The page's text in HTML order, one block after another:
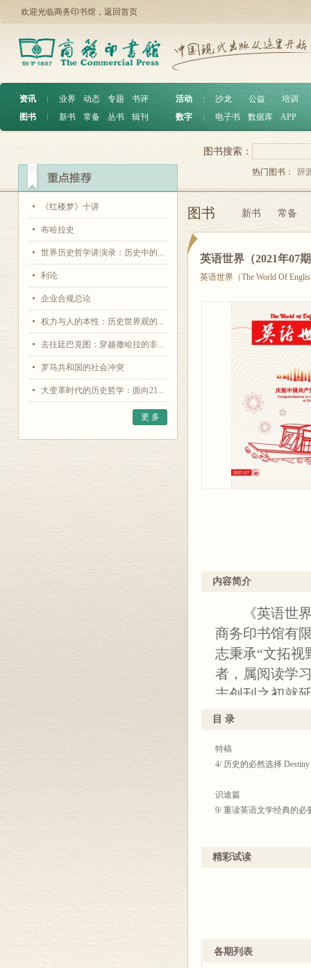
欢迎光临商务印书馆， 返回首页
资讯 ︱ 业界 动态 专题
书评
图书
︱ 新书 常备 丛书 辑刊
活动 沙龙 公益
培训
数字
电子书 数据库 APP
《红楼梦》十讲
布哈拉史
世界历史哲学讲演录：历史中的...
利论
企业合规总论
权力与人的本性：历史世界观的...
去往廷巴克图：穿越撒哈拉的非...
罗马共和国的社会冲突
大变革时代的历史哲学：面向21...
更 多
图书搜索：
热门图书： 辞
图书 新书 常备
英语世界（2021年07
英语世界（The World Of
内容简介
《英语世界
商务印书馆有
志秉承“文拓视
者，属阅读学
志创刊之初就
科全书式的丰
文明的同时，
杂志向以高品
点社科期刊奖
《英语世界》
地道道名家办
《英语世界》
目 录
特稿
4/ 历史的必然选择
识途篇
9/ 重读英语文学经典的
14/ The Story of King
精彩试读
各期列表